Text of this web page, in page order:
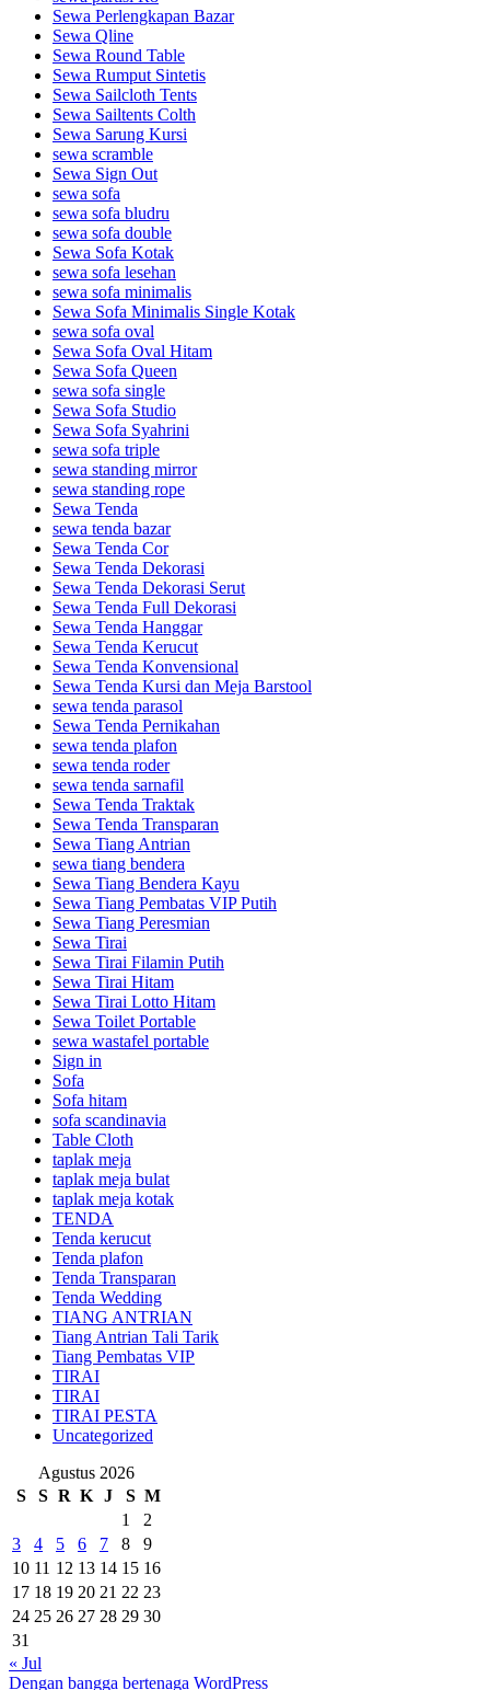
Sewa Perlengkapan Bazar
Sewa Qline
Sewa Round Table
Sewa Rumput Sintetis
Sewa Sailcloth Tents
Sewa Sailtents Colth
Sewa Sarung Kursi
sewa scramble
Sewa Sign Out
sewa sofa
sewa sofa bludru
sewa sofa double
Sewa Sofa Kotak
sewa sofa lesehan
sewa sofa minimalis
Sewa Sofa Minimalis Single Kotak
sewa sofa oval
Sewa Sofa Oval Hitam
Sewa Sofa Queen
sewa sofa single
Sewa Sofa Studio
Sewa Sofa Syahrini
sewa sofa triple
sewa standing mirror
sewa standing rope
Sewa Tenda
sewa tenda bazar
Sewa Tenda Cor
Sewa Tenda Dekorasi
Sewa Tenda Dekorasi Serut
Sewa Tenda Full Dekorasi
Sewa Tenda Hanggar
Sewa Tenda Kerucut
Sewa Tenda Konvensional
Sewa Tenda Kursi dan Meja Barstool
sewa tenda parasol
Sewa Tenda Pernikahan
sewa tenda plafon
sewa tenda roder
sewa tenda sarnafil
Sewa Tenda Traktak
Sewa Tenda Transparan
Sewa Tiang Antrian
sewa tiang bendera
Sewa Tiang Bendera Kayu
Sewa Tiang Pembatas VIP Putih
Sewa Tiang Peresmian
Sewa Tirai
Sewa Tirai Filamin Putih
Sewa Tirai Hitam
Sewa Tirai Lotto Hitam
Sewa Toilet Portable
sewa wastafel portable
Sign in
Sofa
Sofa hitam
sofa scandinavia
Table Cloth
taplak meja
taplak meja bulat
taplak meja kotak
TENDA
Tenda kerucut
Tenda plafon
Tenda Transparan
Tenda Wedding
TIANG ANTRIAN
Tiang Antrian Tali Tarik
Tiang Pembatas VIP
TIRAI
TIRAI
TIRAI PESTA
Uncategorized
Agustus 2026
S
S R K J S M
1
2
3
4 5 6 7 8
9
10 11 12 13 14 15 16
17 18 19 20 21 22 23
24 25 26 27 28 29 30
31
« Jul
Dengan bangga bertenaga WordPress